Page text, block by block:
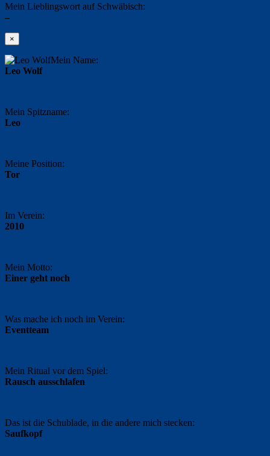
Mein Lieblingswort auf Schwäbisch:
–
×
Mein Name:
Leo Wolf
Mein Spitzname:
Leo
Meine Position:
Tor
Im Verein:
2010
Mein Motto:
Einer geht noch
Was mache ich noch im Verein:
Eventteam
Mein Ritual vor dem Spiel:
Rausch ausschlafen
Das ist die Schublade, in die andere mich stecken:
Saufkopf